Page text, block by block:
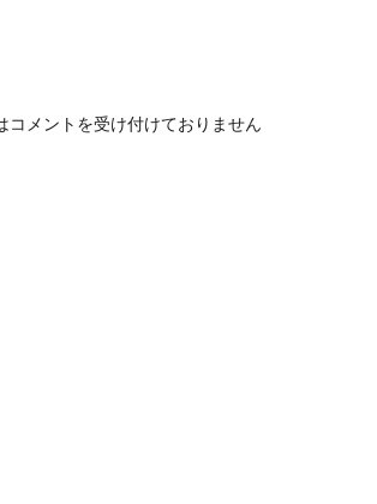
コメントを受け付けておりません